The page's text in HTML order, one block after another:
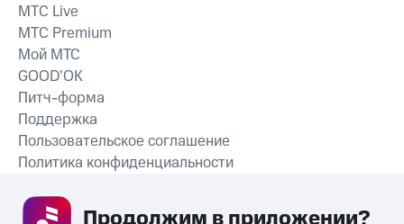
СКАЧАТЬ ПРИЛОЖЕНИЕ
MTС Live
MTС Premium
Мой МТС
GOOD’OK
Питч-форма
Поддержка
Пользовательское соглашение
Политика конфиденциальности